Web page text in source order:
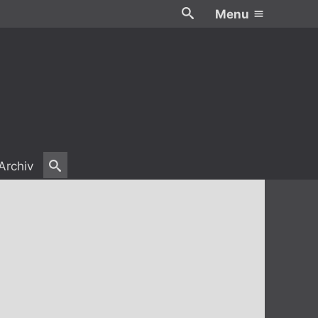
Menu